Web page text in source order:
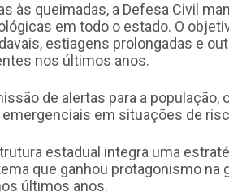
às queimadas, a Defesa Civil
em todo o estado. O
estiagens prolongadas e
nos últimos anos.
de alertas para a população,
em situações de
estadual integra uma
que ganhou protagonismo na
últimos anos.